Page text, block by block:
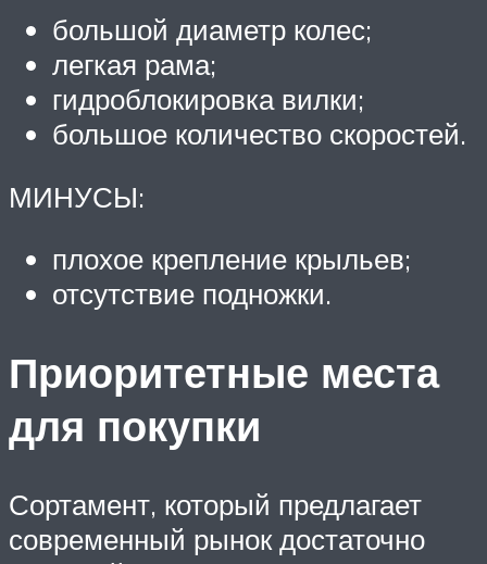
большой диаметр колес;
легкая рама;
гидроблокировка вилки;
большое количество скоростей.
МИНУСЫ:
плохое крепление крыльев;
отсутствие подножки.
Приоритетные места
для покупки
Сортамент, который предлагает
современный рынок достаточно